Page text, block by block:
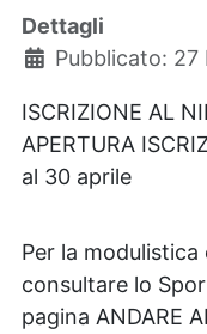
Dettagli
Pubblicato:
ISCRIZIONE AL
APERTURA
al 30 aprile
Per la
consultare lo
pagina ANDARE